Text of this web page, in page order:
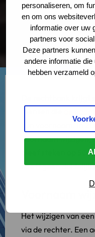
personaliseren, om
en om ons
informatie over uw
partners voor
Deze partners
andere informatie
hebben verzameld
hun voornaam. In
voornaam
bleef steken op
heeft geen
Het wijzigen van
via de rechter. Een